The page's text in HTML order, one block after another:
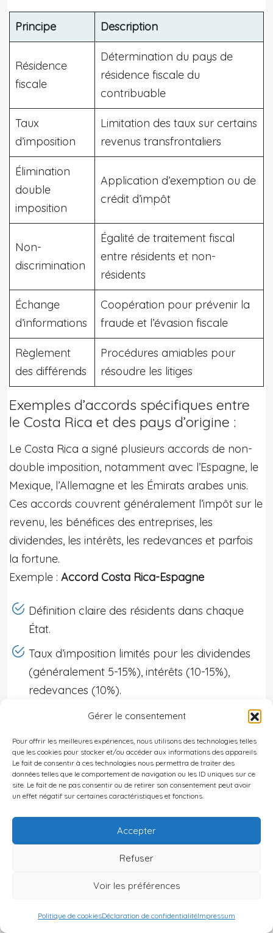
Gérer le consentement
Pour offrir les meilleures expériences, nous utilisons des technologies telles
que les cookies pour stocker et/ou accéder aux informations des appareils.
Le fait de consentir à ces technologies nous permettra de traiter des
données telles que le comportement de navigation ou les ID uniques sur ce
site. Le fait de ne pas consentir ou de retirer son consentement peut avoir
un effet négatif sur certaines caractéristiques et fonctions.
Accepter
Refuser
Voir les préférences
Politique de cookiesDéclaration de confidentialitéImpressum
Principe Description
Résidence
fiscale
Détermination du pays de
résidence fiscale du
contribuable
Taux
d’imposition
Limitation des taux sur certains
revenus transfrontaliers
Élimination
double
imposition
Application d’exemption ou de
crédit d’impôt
Non-
discrimination
Égalité de traitement fiscal
entre résidents et non-
résidents
Échange
d’informations
Coopération pour prévenir la
fraude et l’évasion fiscale
Règlement
des différends
Procédures amiables pour
résoudre les litiges
Exemples d’accords spécifiques entre
le Costa Rica et des pays d’origine :
Le Costa Rica a signé plusieurs accords de non-
double imposition, notamment avec l’Espagne, le
Mexique, l’Allemagne et les Émirats arabes unis.
Ces accords couvrent généralement l’impôt sur le
revenu, les bénéfices des entreprises, les
dividendes, les intérêts, les redevances et parfois
la fortune.
Exemple : Accord Costa Rica-Espagne
Définition claire des résidents dans chaque
État.
Taux d’imposition limités pour les dividendes
(généralement 5-15%), intérêts (10-15%),
redevances (10%).
Mécanismes de crédit d’impôt pour les
Échange automatique d’informations fiscales.
Protection contre la discrimination fiscale.
Impact sur les contribuables :
Pour les entreprises : élimination de la double
imposition sur les bénéfices, réduction des taux de
retenue à la source, sécurité juridique pour
Pour les particuliers : prévention de la double